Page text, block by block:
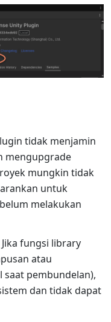
tidak menjamin
mengupgrade
mungkin tidak
untuk
melakukan
fungsi library
atau
pembundelan),
dan tidak dapat